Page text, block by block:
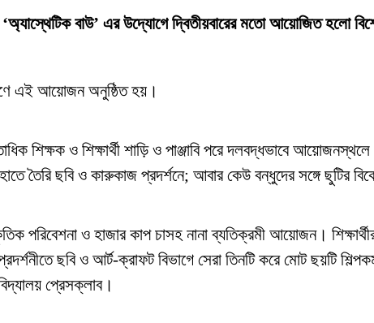
বাউ’ এর উদ্যোগে দ্বিতীয়বারের মতো আয়োজিত হলো
এই আয়োজন অনুষ্ঠিত হয়।
শিক্ষক ও শিক্ষার্থী শাড়ি ও পাঞ্জাবি পরে দলবদ্ধভাবে
তৈরি ছবি ও কারুকাজ প্রদর্শনে; আবার কেউ বন্ধুদের সঙ্গে ছুটির
ও হাজার কাপ চাসহ নানা ব্যতিক্রমী আয়োজন।
ছবি ও আর্ট-ক্রাফট বিভাগে সেরা তিনটি করে মোট ছয়টি
প্রেসক্লাব।